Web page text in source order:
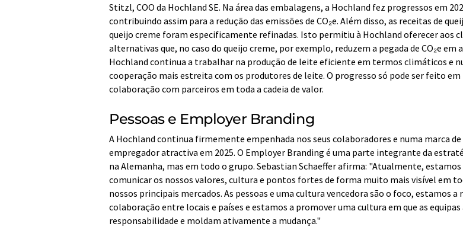
Stitzl, COO da Hochland SE. Na área das embalagens, a Hochland fez progressos em
contribuindo assim para a redução das emissões de CO₂e. Além disso, as receitas de
queijo creme foram especificamente refinadas. Isto permitiu à Hochland oferecer aos
alternativas que, no caso do queijo creme, por exemplo, reduzem a pegada de CO₂e em
Hochland continua a trabalhar na produção de leite eficiente em termos climáticos e
cooperação mais estreita com os produtores de leite. O progresso só pode ser feito em
colaboração com parceiros em toda a cadeia de valor.
Pessoas e Employer Branding
A Hochland continua firmemente empenhada nos seus colaboradores e numa marca de
empregador atractiva em 2025. O Employer Branding é uma parte integrante da
na Alemanha, mas em todo o grupo. Sebastian Schaeffer afirma: "Atualmente, estamos
comunicar os nossos valores, cultura e pontos fortes de forma muito mais visível em
nossos principais mercados. As pessoas e uma cultura vencedora são o foco, estamos a
colaboração entre locais e países e estamos a promover uma cultura em que as equipas
responsabilidade e moldam ativamente a mudança."